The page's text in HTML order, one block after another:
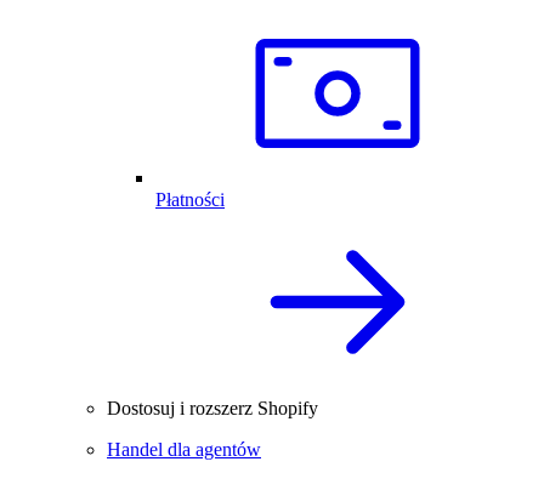
Płatności
Dostosuj i rozszerz Shopify
Handel dla agentów